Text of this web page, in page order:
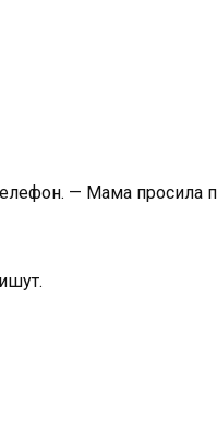
— Мама просила